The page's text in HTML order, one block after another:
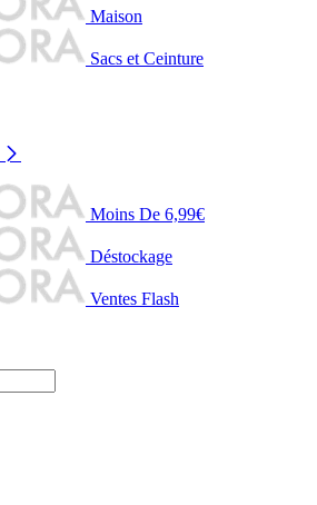
Maison
Sacs et Ceinture
Moins De 6,99€
Déstockage
Ventes Flash